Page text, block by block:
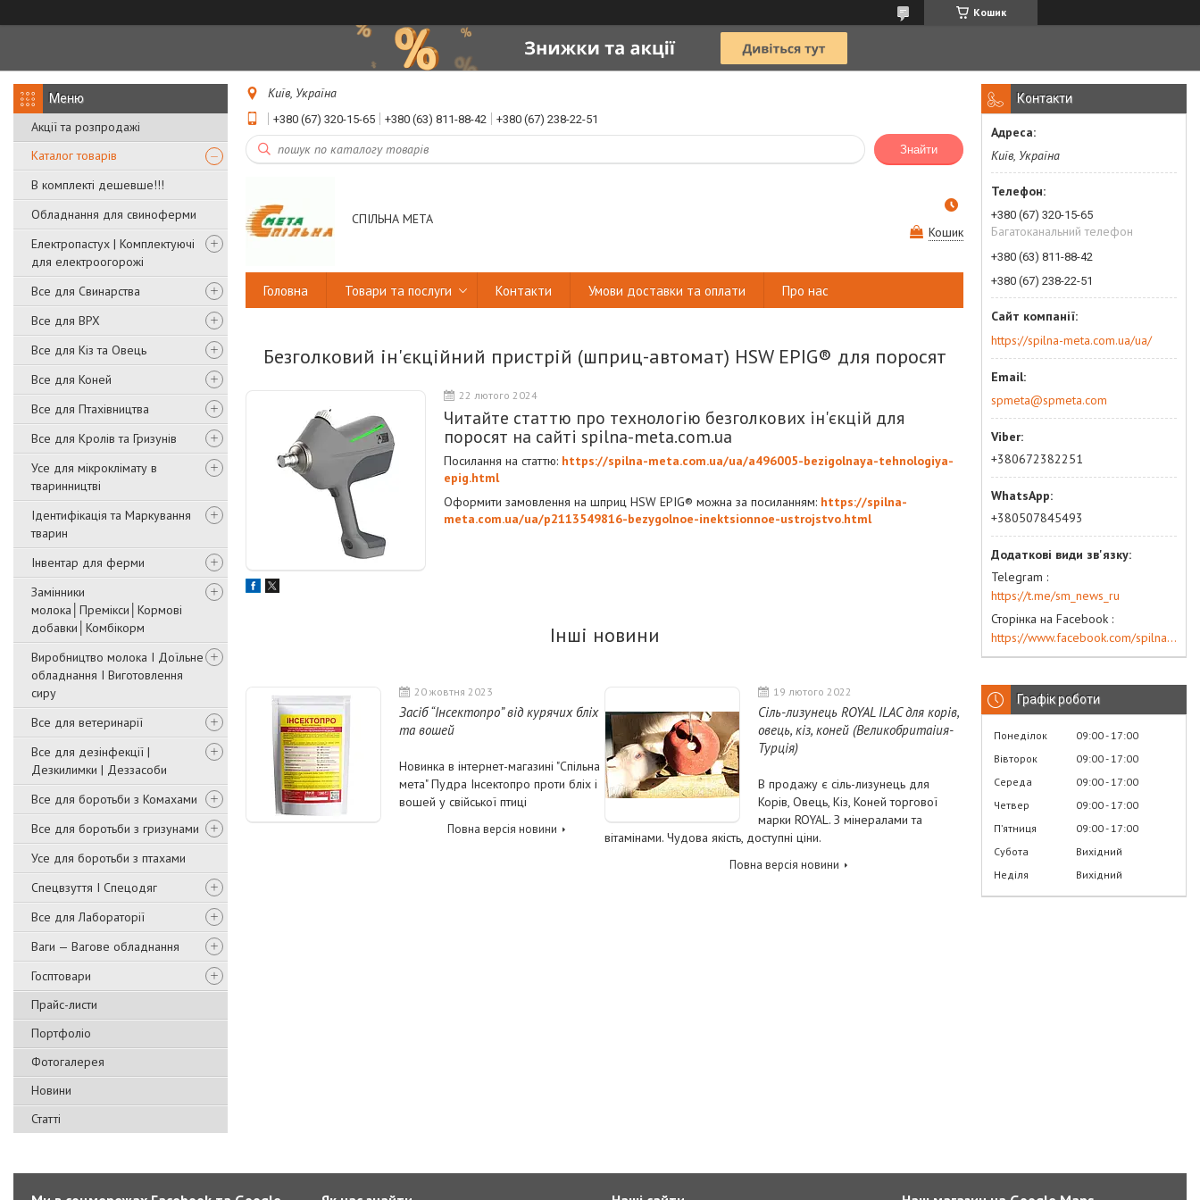
Кошик
Акції та розпродажі
Каталог товарів
В комплекті дешевше!!!
Обладнання для свиноферми
Електропастух | Комплектуючі
для електроогорожі
Все для Свинарства
Все для ВРХ
Все для Кіз та Овець
Все для Коней
Все для Птахівництва
Все для Кролів та Гризунів
Усе для мікроклімату в
тваринництві
Ідентифікація та Маркування
тварин
Інвентар для ферми
Замінники
молока│Премікси│Кормові
добавки│Комбікорм
Виробництво молока І Доїльне
обладнання І Виготовлення
сиру
Все для ветеринарії
Все для дезінфекції |
Дезкилимки | Деззасоби
Все для боротьби з Комахами
Все для боротьби з гризунами
Усе для боротьби з птахами
Спецвзуття І Спецодяг
Все для Лабораторії
Ваги — Вагове обладнання
Госптовари
Прайс-листи
Портфоліо
Фотогалерея
Новини
Статті
Київ, Україна
+380 (67) 320-15-65 +380 (63) 811-88-42 +380 (67) 238-22-51
Знайти
СПІЛЬНА МЕТА
Кошик
Головна Товари та послуги Контакти Умови доставки та оплати Про нас
Безголковий ін'єкційний пристрій (шприц-автомат) HSW EPIG® для поросят
22 лютого 2024
Читайте статтю про технологію безголкових ін'єкцій для
поросят на сайті spilna-meta.com.ua
Посилання на статтю: https://spilna-meta.com.ua/ua/a496005-bezigolnaya-tehnologiya-
epig.html
Оформити замовлення на шприц HSW EPIG® можна за посиланням: https://spilna-
meta.com.ua/ua/p2113549816-bezygolnoe-inektsionnoe-ustrojstvo.html
Інші новини
20 жовтня 2023
Засіб “Інсектопро” від курячих бліх
та вошей
Новинка в інтернет-магазині "Спільна
мета" Пудра Інсектопро проти бліх і
вошей у свійської птиці
Повна версія новини
19 лютого 2022
Сіль-лизунець ROYAL ILAC для корів,
овець, кіз, коней (Великобритаіия-
Турція)
В продажу є сіль-лизунець для
Корів, Овець, Кіз, Коней торгової
марки ROYAL. З мінералами та
вітамінами. Чудова якість, доступні ціни.
Повна версія новини
Контакти
Київ, Україна
+380 (67) 320-15-65
Багатоканальний телефон
+380 (63) 811-88-42
+380 (67) 238-22-51
https://spilna-meta.com.ua/ua/
spmeta@spmeta.com
+380672382251
+380507845493
Telegram
https://t.me/sm_news_ru
Сторінка на Facebook
https://www.facebook.com/spilna.meta
Графік роботи
Понеділок 09:00 17:00
Вівторок
09:00 17:00
Середа
09:00 17:00
Четвер
09:00 17:00
Пʼятниця
09:00 17:00
Субота
Вихідний
Неділя
Вихідний